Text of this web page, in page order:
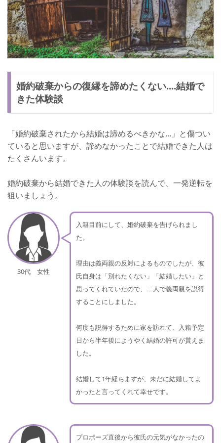
婚約破棄からの復縁を諦めたくない....結婚で
きた体験談
「婚約破棄されたから結婚は諦めるべきかな...」と傷つい
ていると思いますが、諦めなかったことで結婚できた人は
たくさんいます。
婚約破棄から結婚できた人の体験談を読んで、一発逆転を
狙いましょう。
30代 女性
入籍目前にして、婚約破棄を告げられまし
た。
理由は義両親の反対によるものでしたが、彼
氏自身は「別れたくない」「結婚したい」と
思ってくれていたので、二人で義両親を説得
することにしました。
何度も説得するために家を訪れて、入籍予定
日から半年後にようやく結婚の許可が貰えま
した。
結婚して1年経ちますが、未だに結婚してよ
かったと言ってくれて幸せです。
プロポーズ直後から彼氏の元気がなかったの